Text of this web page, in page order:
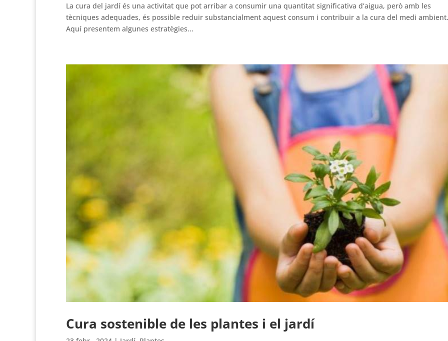
La cura del jardí és una activitat que pot arribar a consumir una quantitat significativa d’aigua, però amb les
tècniques adequades, és possible reduir substancialment aquest consum i contribuir a la cura del medi ambient.
Aquí presentem algunes estratègies...
Cura sostenible de les plantes i el jardí